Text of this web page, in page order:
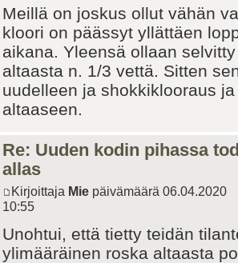
Meillä on joskus ollut vähän
kloori on päässyt yllättäen
aikana. Yleensä ollaan
altaasta n. 1/3 vettä. Sitten
uudelleen ja shokkiklooraus
altaaseen.
Re: Uuden kodin pihassa
allas
Kirjoittaja Mie päivämäärä 06.04.2020
10:55
Unohtui, että tietty teidän
ylimääräinen roska altaasta